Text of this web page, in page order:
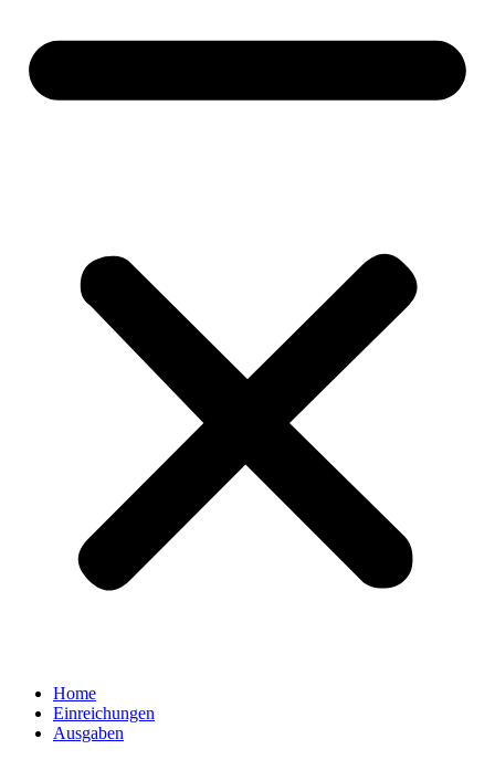
Home
Einreichungen
Ausgaben